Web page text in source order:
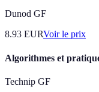
Dunod GF
8.93 EURVoir le prix
Algorithmes et
Technip GF